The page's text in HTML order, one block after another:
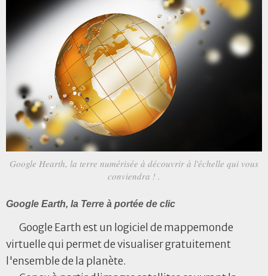
Google Hearth, la terre numérisée à découvrir à l'échelle qui vous
conviendra ! .
Google Earth, la Terre à portée de clic
Google Earth est un logiciel de mappemonde
virtuelle qui permet de visualiser gratuitement
l'ensemble de la planète.